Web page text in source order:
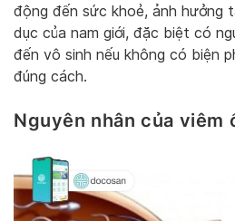
động đến sức khoẻ, ảnh hưởng
dục của nam giới, đặc biệt có
đến vô sinh nếu không có biện
đúng cách.
Nguyên nhân của viêm